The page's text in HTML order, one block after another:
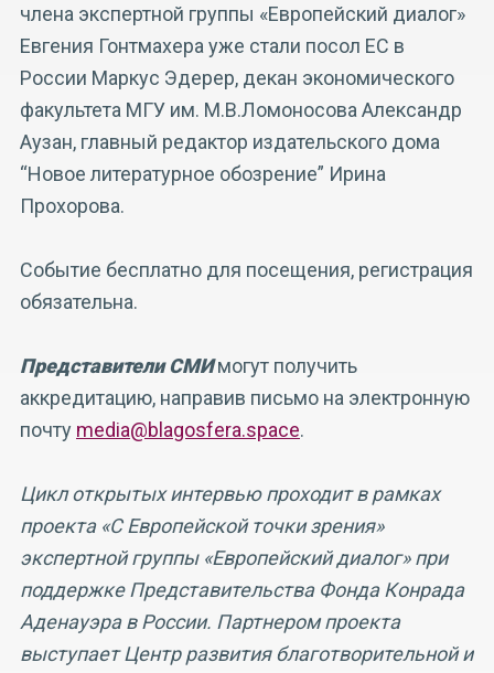
члена экспертной группы «Европейский диалог»
Евгения Гонтмахера уже стали посол ЕС в
России Маркус Эдерер, декан экономического
факультета МГУ им. М.В.Ломоносова Александр
Аузан, главный редактор издательского дома
“Новое литературное обозрение” Ирина
Прохорова.
Событие бесплатно для посещения, регистрация
обязательна.
Представители СМИмогут получить
аккредитацию, направив письмо на электронную
почту media@blagosfera.space.
Цикл открытых интервью проходит в рамках
проекта «С Европейской точки зрения»
экспертной группы «Европейский диалог» при
поддержке Представительства Фонда Конрада
Аденауэра в России. Партнером проекта
выступает Центр развития благотворительной и